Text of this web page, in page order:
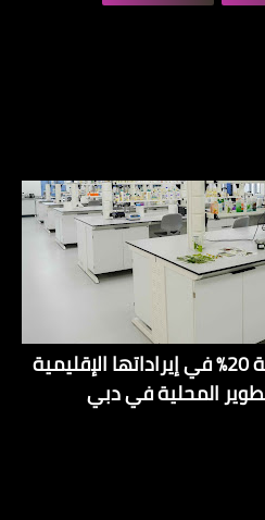
هيمالايا تحقق نمواً بنسبة 20% في إيراداتها الإقليمية
المحلية في دبي